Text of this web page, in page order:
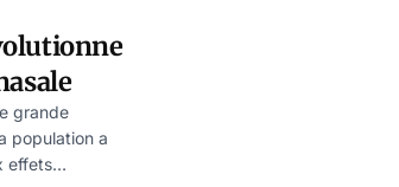
grande
population a
effets